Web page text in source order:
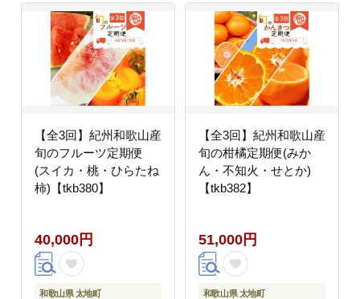
【全3回】紀州和歌山産
旬のフルーツ定期便
(スイカ・桃・ひらたね
柿)【tkb380】
40,000円
和歌山県 太地町
【全3回】紀州和歌山産
旬の柑橘定期便(みか
ん・不知火・せとか)
【tkb382】
51,000円
和歌山県 太地町